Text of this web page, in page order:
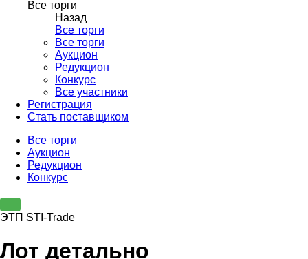
Все торги
Назад
Все торги
Все торги
Аукцион
Редукцион
Конкурс
Все участники
Регистрация
Стать поставщиком
Все торги
Аукцион
Редукцион
Конкурс
ЭТП STI-Trade
Лот детально